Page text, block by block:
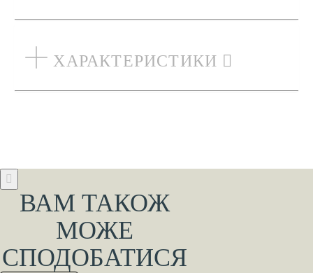
ХАРАКТЕРИСТИКИ
ВАМ ТАКОЖ
МОЖЕ
СПОДОБАТИСЯ